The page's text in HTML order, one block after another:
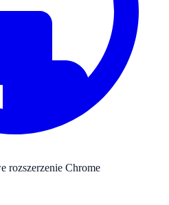
rozszerzenie Chrome